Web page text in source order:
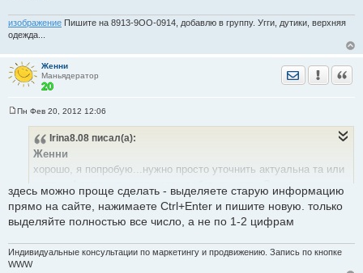
изображение Пишите на 8913-9ОО-0914, добавлю в группу. Угги, дутики, верхняя
одежда...
Женни
Маньядератор
Отправить
е
Пн Фев 20, 2012 12:06
Irina8.08 писал(а):
Женни
хорошо, я попробую...нужно просто уточнить актуальна та или
Оформить как и прежние отработки?
здесь можно проще сделать - выделяете старую информацию
прямо на сайте, нажимаете Ctrl+Enter и пишите новую. только
выделяйте полностью все число, а не по 1-2 цифрам
Индивидуальные консультации по маркетингу и продвижению. Запись по кнопке
WWW